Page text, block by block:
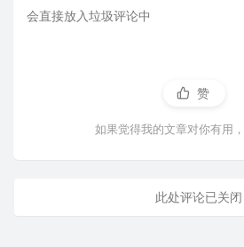
会直接放入垃圾评论中
赞
如果觉得我的文章对你有用
此处评论已关闭